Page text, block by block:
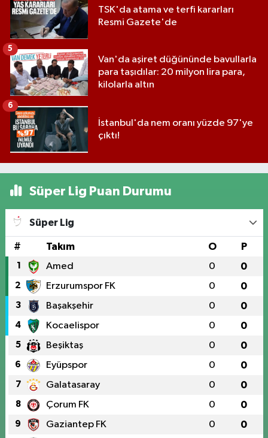
TSK'da atama ve terfi kararları
Resmi Gazete'de
Van'da aşiret düğününde bavullarla
para taşıdılar: 20 milyon lira para,
kilolarla altın
5
İstanbul'da nem oranı yüzde 97'ye
çıktı!
6
Süper Lig Puan Durumu
Süper Lig
# Takım O P
1 Amed 0 0
2 Erzurumspor FK 0 0
3 Başakşehir 0 0
4 Kocaelispor 0 0
5 Beşiktaş 0 0
6 Eyüpspor 0 0
7 Galatasaray 0 0
8 Çorum FK 0 0
9 Gaziantep FK 0 0